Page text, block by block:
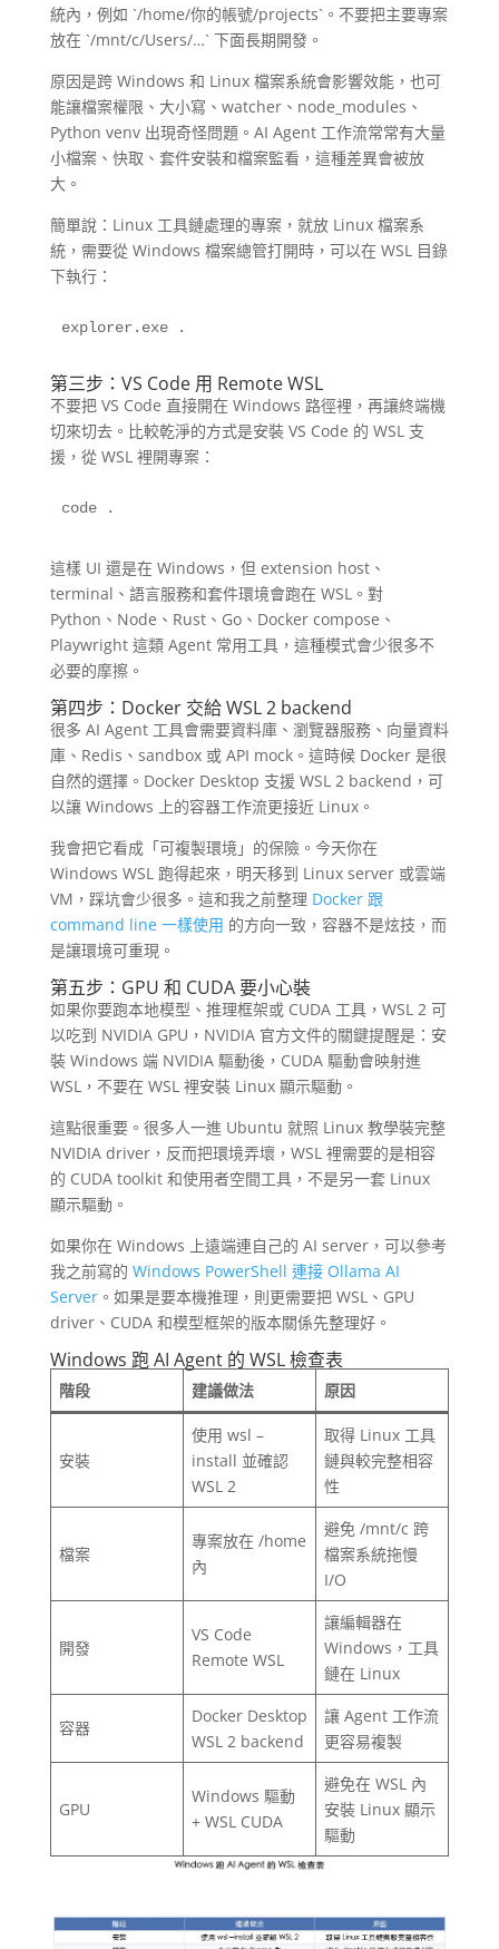
統內，例如 `/home/你的帳號/projects`。不要把主要專案
放在 `/mnt/c/Users/…` 下面長期開發。
原因是跨 Windows 和 Linux 檔案系統會影響效能，也可
能讓檔案權限、大小寫、watcher、node_modules、
Python venv 出現奇怪問題。AI Agent 工作流常常有大量
小檔案、快取、套件安裝和檔案監看，這種差異會被放
大。
簡單說：Linux 工具鏈處理的專案，就放 Linux 檔案系
統，需要從 Windows 檔案總管打開時，可以在 WSL 目錄
下執行：
explorer.exe .
第三步：VS Code 用 Remote WSL
不要把 VS Code 直接開在 Windows 路徑裡，再讓終端機
切來切去。比較乾淨的方式是安裝 VS Code 的 WSL 支
援，從 WSL 裡開專案：
code .
這樣 UI 還是在 Windows，但 extension host、
terminal、語言服務和套件環境會跑在 WSL。對
Python、Node、Rust、Go、Docker compose、
Playwright 這類 Agent 常用工具，這種模式會少很多不
必要的摩擦。
第四步：Docker 交給 WSL 2 backend
很多 AI Agent 工具會需要資料庫、瀏覽器服務、向量資料
庫、Redis、sandbox 或 API mock。這時候 Docker 是很
自然的選擇。Docker Desktop 支援 WSL 2 backend，可
以讓 Windows 上的容器工作流更接近 Linux。
我會把它看成「可複製環境」的保險。今天你在
Windows WSL 跑得起來，明天移到 Linux server 或雲端
VM，踩坑會少很多。這和我之前整理 Docker 跟
command line 一樣使用 的方向一致，容器不是炫技，而
是讓環境可重現。
第五步：GPU 和 CUDA 要小心裝
如果你要跑本地模型、推理框架或 CUDA 工具，WSL 2 可
以吃到 NVIDIA GPU，NVIDIA 官方文件的關鍵提醒是：安
裝 Windows 端 NVIDIA 驅動後，CUDA 驅動會映射進
WSL，不要在 WSL 裡安裝 Linux 顯示驅動。
這點很重要。很多人一進 Ubuntu 就照 Linux 教學裝完整
NVIDIA driver，反而把環境弄壞，WSL 裡需要的是相容
的 CUDA toolkit 和使用者空間工具，不是另一套 Linux
顯示驅動。
如果你在 Windows 上遠端連自己的 AI server，可以參考
我之前寫的 Windows PowerShell 連接 Ollama AI
Server。如果是要本機推理，則更需要把 WSL、GPU
driver、CUDA 和模型框架的版本關係先整理好。
Windows 跑 AI Agent 的 WSL 檢查表
階段 建議做法 原因
安裝
使用 wsl –
install 並確認
WSL 2
取得 Linux 工具
鏈與較完整相容
性
檔案
專案放在 /home
內
避免 /mnt/c 跨
檔案系統拖慢
I/O
開發
VS Code
Remote WSL
讓編輯器在
Windows，工具
鏈在 Linux
容器
Docker Desktop
WSL 2 backend
讓 Agent 工作流
更容易複製
GPU
Windows 驅動
+ WSL CUDA
避免在 WSL 內
安裝 Linux 顯示
驅動